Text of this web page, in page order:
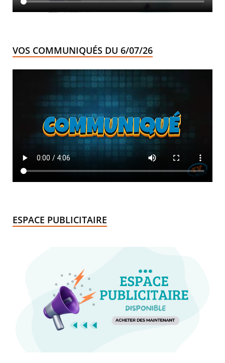
VOS COMMUNIQUÉS DU 6/07/26
ESPACE PUBLICITAIRE